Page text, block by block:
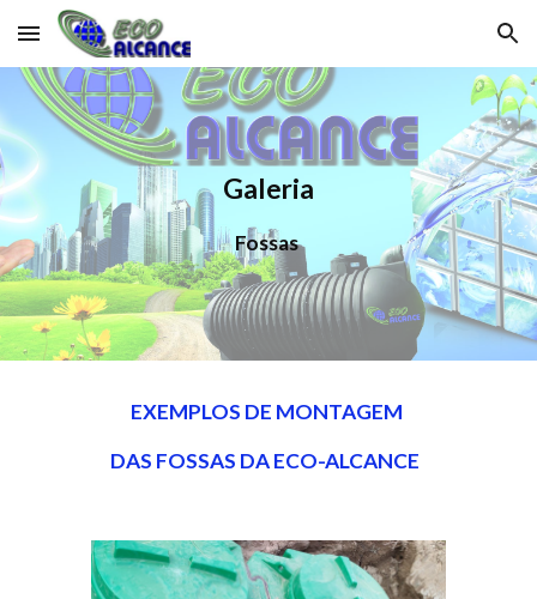
Skip to main content Skip to navigation
Galeria
Fossas
EXEMPLOS DE MONTAGEM
DAS FOSSAS DA ECO-ALCANCE